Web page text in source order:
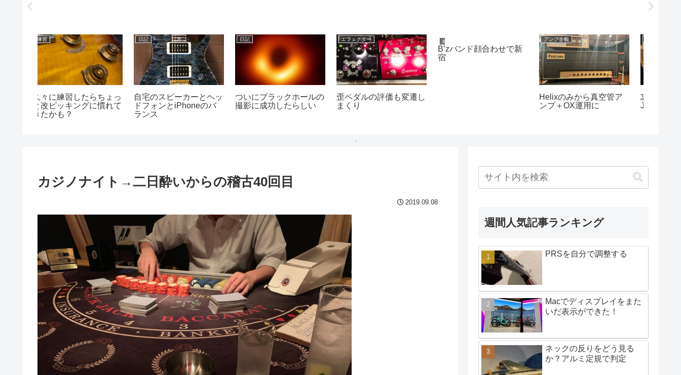
日記
ついにブラックホールの
撮影に成功したらしい
エフェクター
歪ペダルの評価も変遷し
まくり
練習
B’zバンド顔合わせで新
宿
アンプ全般
Helixのみから真空管ア
ンプ＋OX運用に
日記
大連なう
カジノナイト→二日酔いからの稽古40回目
2019.09.08
週間人気記事ランキング
PRSを自分で調整する
Macでディスプレイをまた
いだ表示ができた！
ネックの反りをどう見る
か？アルミ定規で判定